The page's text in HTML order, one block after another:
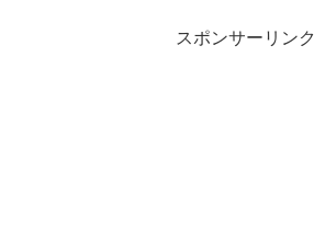
スポンサーリンク